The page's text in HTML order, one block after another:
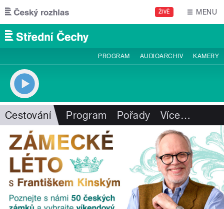
Přejít k hlavnímu obsahu
ŽIVĚ MENU
PROGRAM AUDIOARCHIV KAMERY
Cestování Program Pořady Více…